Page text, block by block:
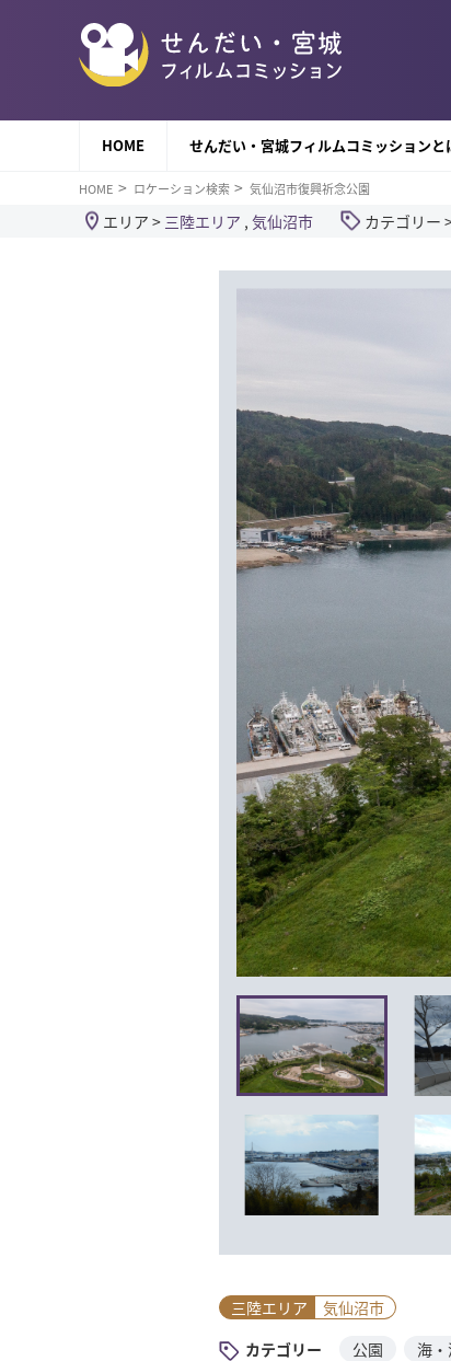
HOME せんだい・宮城フィルムコミッションと
HOME ロケーション検索 気仙沼市復興祈念公園
エリア > 三陸エリア , 気仙沼市 カテゴリー
三陸エリア
気仙沼市
カテゴリー
公園 海